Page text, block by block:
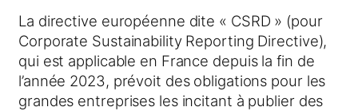
La directive européenne dite « CSRD » (pour
Corporate Sustainability Reporting Directive),
qui est applicable en France depuis la fin de
l’année 2023, prévoit des obligations pour les
grandes entreprises les incitant à publier des